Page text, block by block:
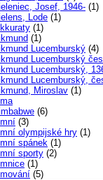
Josef, 1946- (1)
Lode (1)
(1)
(1)
Lucemburský (4)
Lucemburský
Lucemburský,
Lucemburský,
Miroslav (1)
(6)
(3)
olympijské hry (1)
spánek (1)
sporty (2)
(1)
(5)